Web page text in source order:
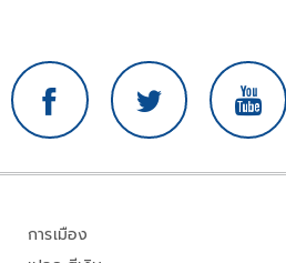
การเมือง